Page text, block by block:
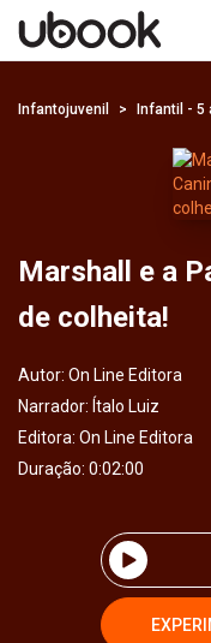
Infantojuvenil Infantil - 5
Marshall e a
de colheita!
Autor: On Line Editora
Narrador: Ítalo Luiz
Editora: On Line Editora
Duração: 0:02:00